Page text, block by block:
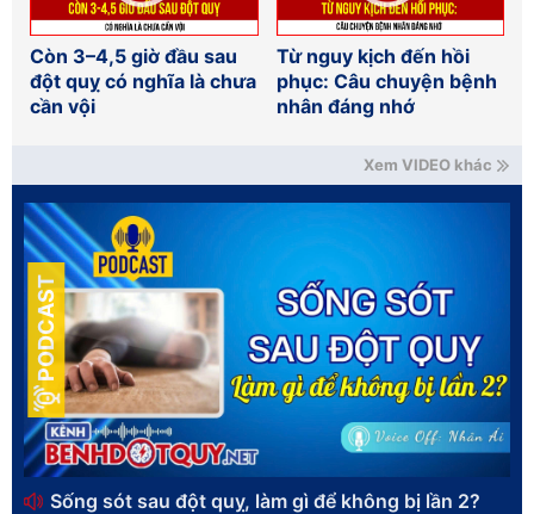
Còn 3–4,5 giờ đầu sau
đột quỵ có nghĩa là chưa
cần vội
Từ nguy kịch đến hồi
phục: Câu chuyện bệnh
nhân đáng nhớ
Xem VIDEO khác
PODCAST
Sống sót sau đột quỵ, làm gì để không bị lần 2?